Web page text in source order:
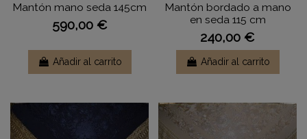
Mantón mano seda 145cm
590,00 €
Añadir al carrito
Mantón bordado a mano
en seda 115 cm
240,00 €
Añadir al carrito